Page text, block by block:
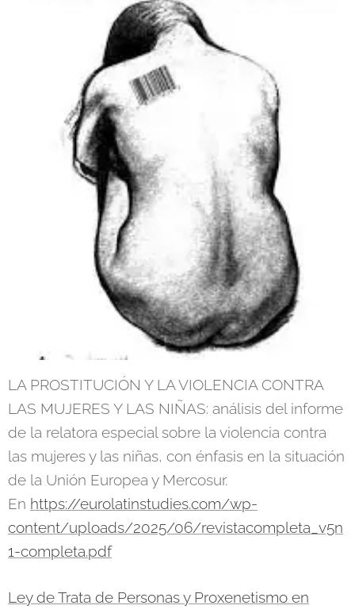
LA PROSTITUCIÓN Y LA VIOLENCIA CONTRA
LAS MUJERES Y LAS NIÑAS: análisis del informe
de la relatora especial sobre la violencia contra
las mujeres y las niñas, con énfasis en la situación
de la Unión Europea y Mercosur.
En https://eurolatinstudies.com/wp-
content/uploads/2025/06/revistacompleta_v5n
1-completa.pdf
Ley de Trata de Personas y Proxenetismo en